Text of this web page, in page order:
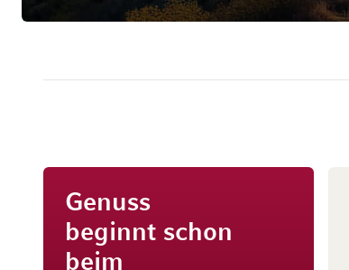
Genuss
beginnt schon
beim